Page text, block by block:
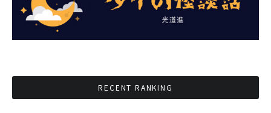
RECENT RANKING